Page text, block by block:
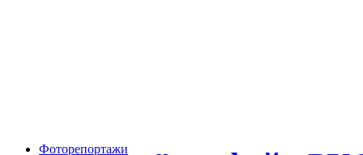
Фоторепортажи